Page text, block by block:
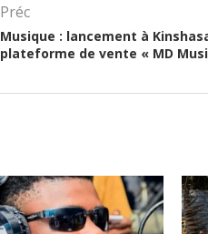
Préc
Musique : lancement à
plateforme de vente « MD